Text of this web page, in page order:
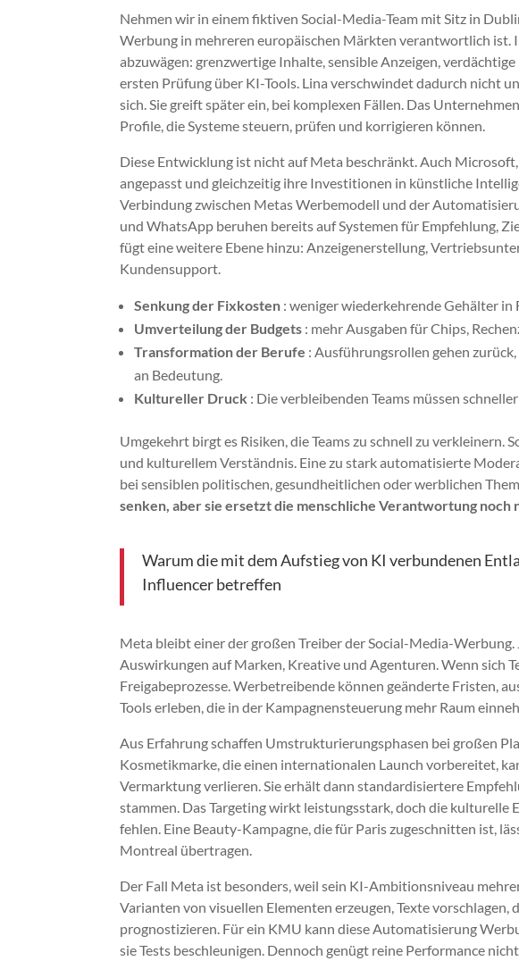
Nehmen wir in einem fiktiven Social-Media-Team mit Sitz in
Werbung in mehreren europäischen Märkten verantwortlich ist.
abzuwägen: grenzwertige Inhalte, sensible Anzeigen,
ersten Prüfung über KI-Tools. Lina verschwindet dadurch nicht
sich. Sie greift später ein, bei komplexen Fällen. Das
Profile, die Systeme steuern, prüfen und korrigieren können.
Diese Entwicklung ist nicht auf Meta beschränkt. Auch
angepasst und gleichzeitig ihre Investitionen in künstliche
Verbindung zwischen Metas Werbemodell und der
und WhatsApp beruhen bereits auf Systemen für Empfehlung,
fügt eine weitere Ebene hinzu: Anzeigenerstellung,
Kundensupport.
Senkung der Fixkosten : weniger wiederkehrende Gehälter
Umverteilung der Budgets : mehr Ausgaben für Chips,
Transformation der Berufe : Ausführungsrollen gehen
an Bedeutung.
Kultureller Druck : Die verbleibenden Teams müssen
Umgekehrt birgt es Risiken, die Teams zu schnell zu
und kulturellem Verständnis. Eine zu stark automatisierte
bei sensiblen politischen, gesundheitlichen oder werblichen
senken, aber sie ersetzt die menschliche Verantwortung noch
Warum die mit dem Aufstieg von KI verbundenen
Influencer betreffen
Meta bleibt einer der großen Treiber der Social-Media-
Auswirkungen auf Marken, Kreative und Agenturen. Wenn sich
Freigabeprozesse. Werbetreibende können geänderte Fristen,
Tools erleben, die in der Kampagnensteuerung mehr Raum
Aus Erfahrung schaffen Umstrukturierungsphasen bei großen
Kosmetikmarke, die einen internationalen Launch vorbereitet,
Vermarktung verlieren. Sie erhält dann standardisiertere
stammen. Das Targeting wirkt leistungsstark, doch die kulturelle
fehlen. Eine Beauty-Kampagne, die für Paris zugeschnitten ist,
Montreal übertragen.
Der Fall Meta ist besonders, weil sein KI-Ambitionsniveau
Varianten von visuellen Elementen erzeugen, Texte
prognostizieren. Für ein KMU kann diese Automatisierung
sie Tests beschleunigen. Dennoch genügt reine Performance